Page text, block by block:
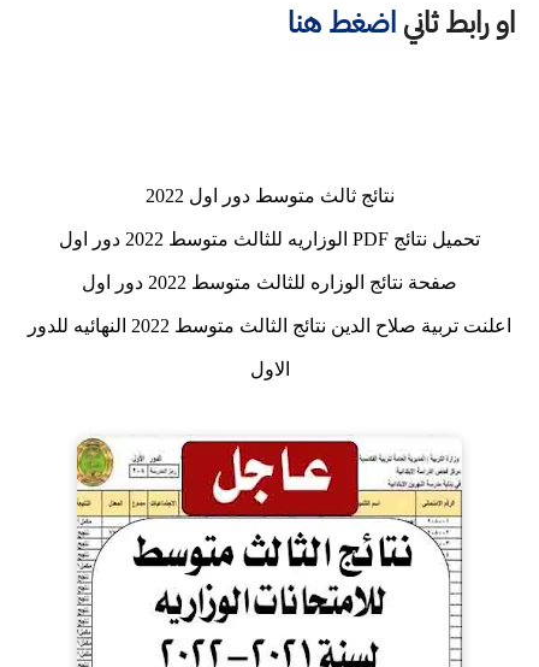
او رابط ثانياضغط هنا
نتائج ثالث متوسط دور اول 2022
تحميل نتائج PDF الوزاريه للثالث متوسط 2022 دور اول
صفحة نتائج الوزاره للثالث متوسط 2022 دور اول
اعلنت تربية صلاح الدين نتائج الثالث متوسط 2022 النهائيه للدور
الاول